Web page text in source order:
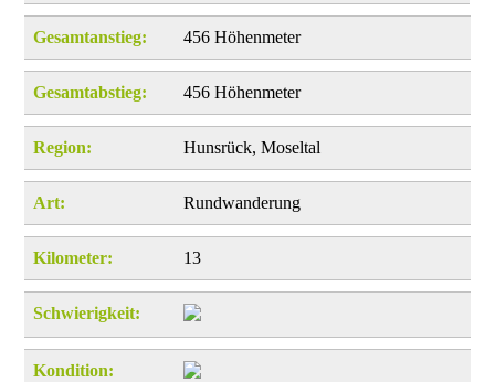
Gesamtanstieg: 456 Höhenmeter
Gesamtabstieg: 456 Höhenmeter
Region: Hunsrück, Moseltal
Art: Rundwanderung
Kilometer: 13
Schwierigkeit:
Kondition: